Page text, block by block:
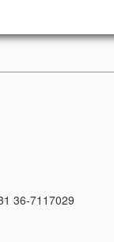
36-7117029